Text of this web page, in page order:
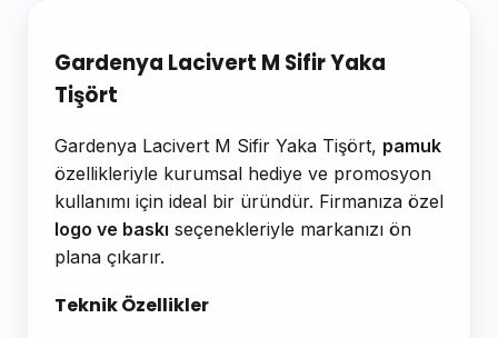
Gardenya Lacivert M Sifir Yaka
Tişört
Gardenya Lacivert M Sifir Yaka Tişört, pamuk
özellikleriyle kurumsal hediye ve promosyon
kullanımı için ideal bir üründür. Firmanıza özel
logo ve baskı seçenekleriyle markanızı ön
plana çıkarır.
Teknik Özellikler